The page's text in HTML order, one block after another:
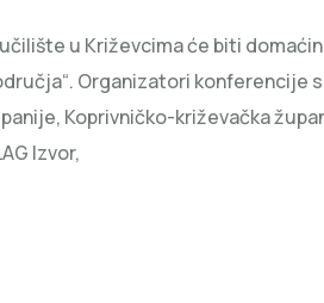
u Križevcima će biti
Organizatori konferencije
Koprivničko-križevačka
Izvor,